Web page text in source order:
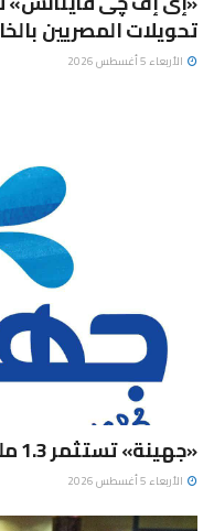
تحويلات المصريين
الأربعاء 5 أغسطس 2026
«جهينة» تستثمر 1.3 مليار جنيه بالنصف الأول
الأربعاء 5 أغسطس 2026